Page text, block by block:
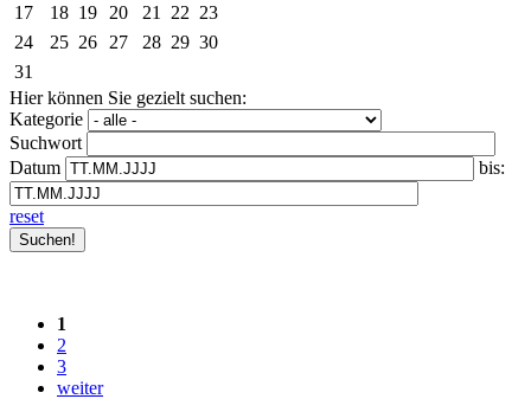
17
18 19 20 21 22 23
24
25 26 27 28 29 30
31
Hier können Sie gezielt suchen:
Kategorie
Suchwort
Datum
bis:
reset
1
2
3
weiter